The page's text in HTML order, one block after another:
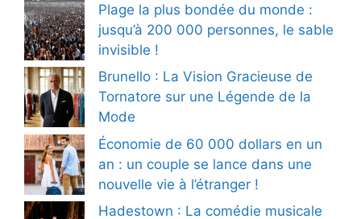
Plage la plus bondée du monde :
jusqu’à 200 000 personnes, le sable
invisible !
Brunello : La Vision Gracieuse de
Tornatore sur une Légende de la
Mode
Économie de 60 000 dollars en un
an : un couple se lance dans une
nouvelle vie à l’étranger !
Hadestown : La comédie musicale